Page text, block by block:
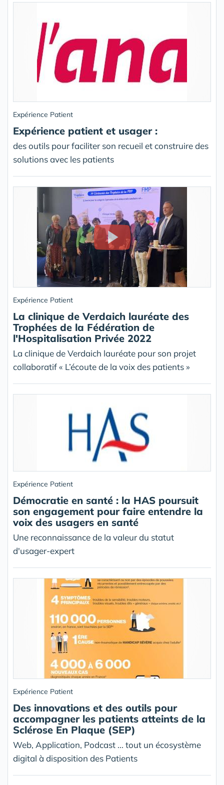
Expérience Patient
Expérience patient et usager :
des outils pour faciliter son recueil et construire des
solutions avec les patients
Expérience Patient
La clinique de Verdaich lauréate des
Trophées de la Fédération de
l'Hospitalisation Privée 2022
La clinique de Verdaich lauréate pour son projet
collaboratif « L’écoute de la voix des patients »
Expérience Patient
Démocratie en santé : la HAS poursuit
son engagement pour faire entendre la
voix des usagers en santé
Une reconnaissance de la valeur du statut
d'usager-expert
Expérience Patient
Des innovations et des outils pour
accompagner les patients atteints de la
Sclérose En Plaque (SEP)
Web, Application, Podcast ... tout un écosystème
digital à disposition des Patients